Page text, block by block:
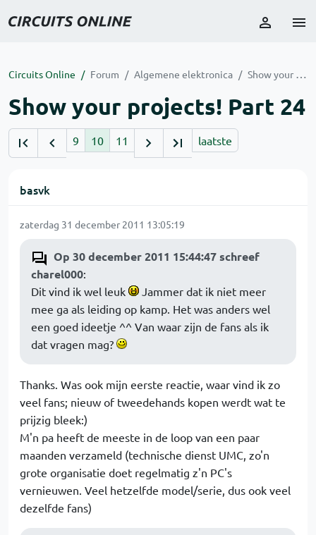
Circuits Online Forum Algemene elektronica Show your projects! Part 24
Show your projects! Part 24
9 10 11 laatste
basvk
zaterdag 31 december 2011 13:05:19
Op 30 december 2011 15:44:47 schreef
charel000:
Dit vind ik wel leuk
Jammer dat ik niet meer
mee ga als leiding op kamp. Het was anders wel
een goed ideetje ^^ Van waar zijn de fans als ik
dat vragen mag?
Thanks. Was ook mijn eerste reactie, waar vind ik zo
veel fans; nieuw of tweedehands kopen werdt wat te
prijzig bleek:)
M'n pa heeft de meeste in de loop van een paar
maanden verzameld (technische dienst UMC, zo'n
grote organisatie doet regelmatig z'n PC's
vernieuwen. Veel hetzelfde model/serie, dus ook veel
dezelfde fans)